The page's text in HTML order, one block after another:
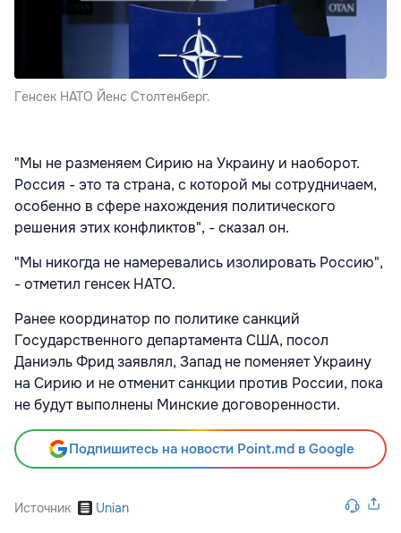
Генсек НАТО Йенс Столтенберг.
"Мы не разменяем Сирию на Украину и наоборот.
Россия - это та страна, с которой мы сотрудничаем,
особенно в сфере нахождения политического
решения этих конфликтов", - сказал он.
"Мы никогда не намеревались изолировать Россию",
- отметил генсек НАТО.
Ранее координатор по политике санкций
Государственного департамента США, посол
Даниэль Фрид заявлял, Запад не поменяет Украину
на Сирию и не отменит санкции против России, пока
не будут выполнены Минские договоренности.
Подпишитесь на новости Point.md в Google
Источник Unian